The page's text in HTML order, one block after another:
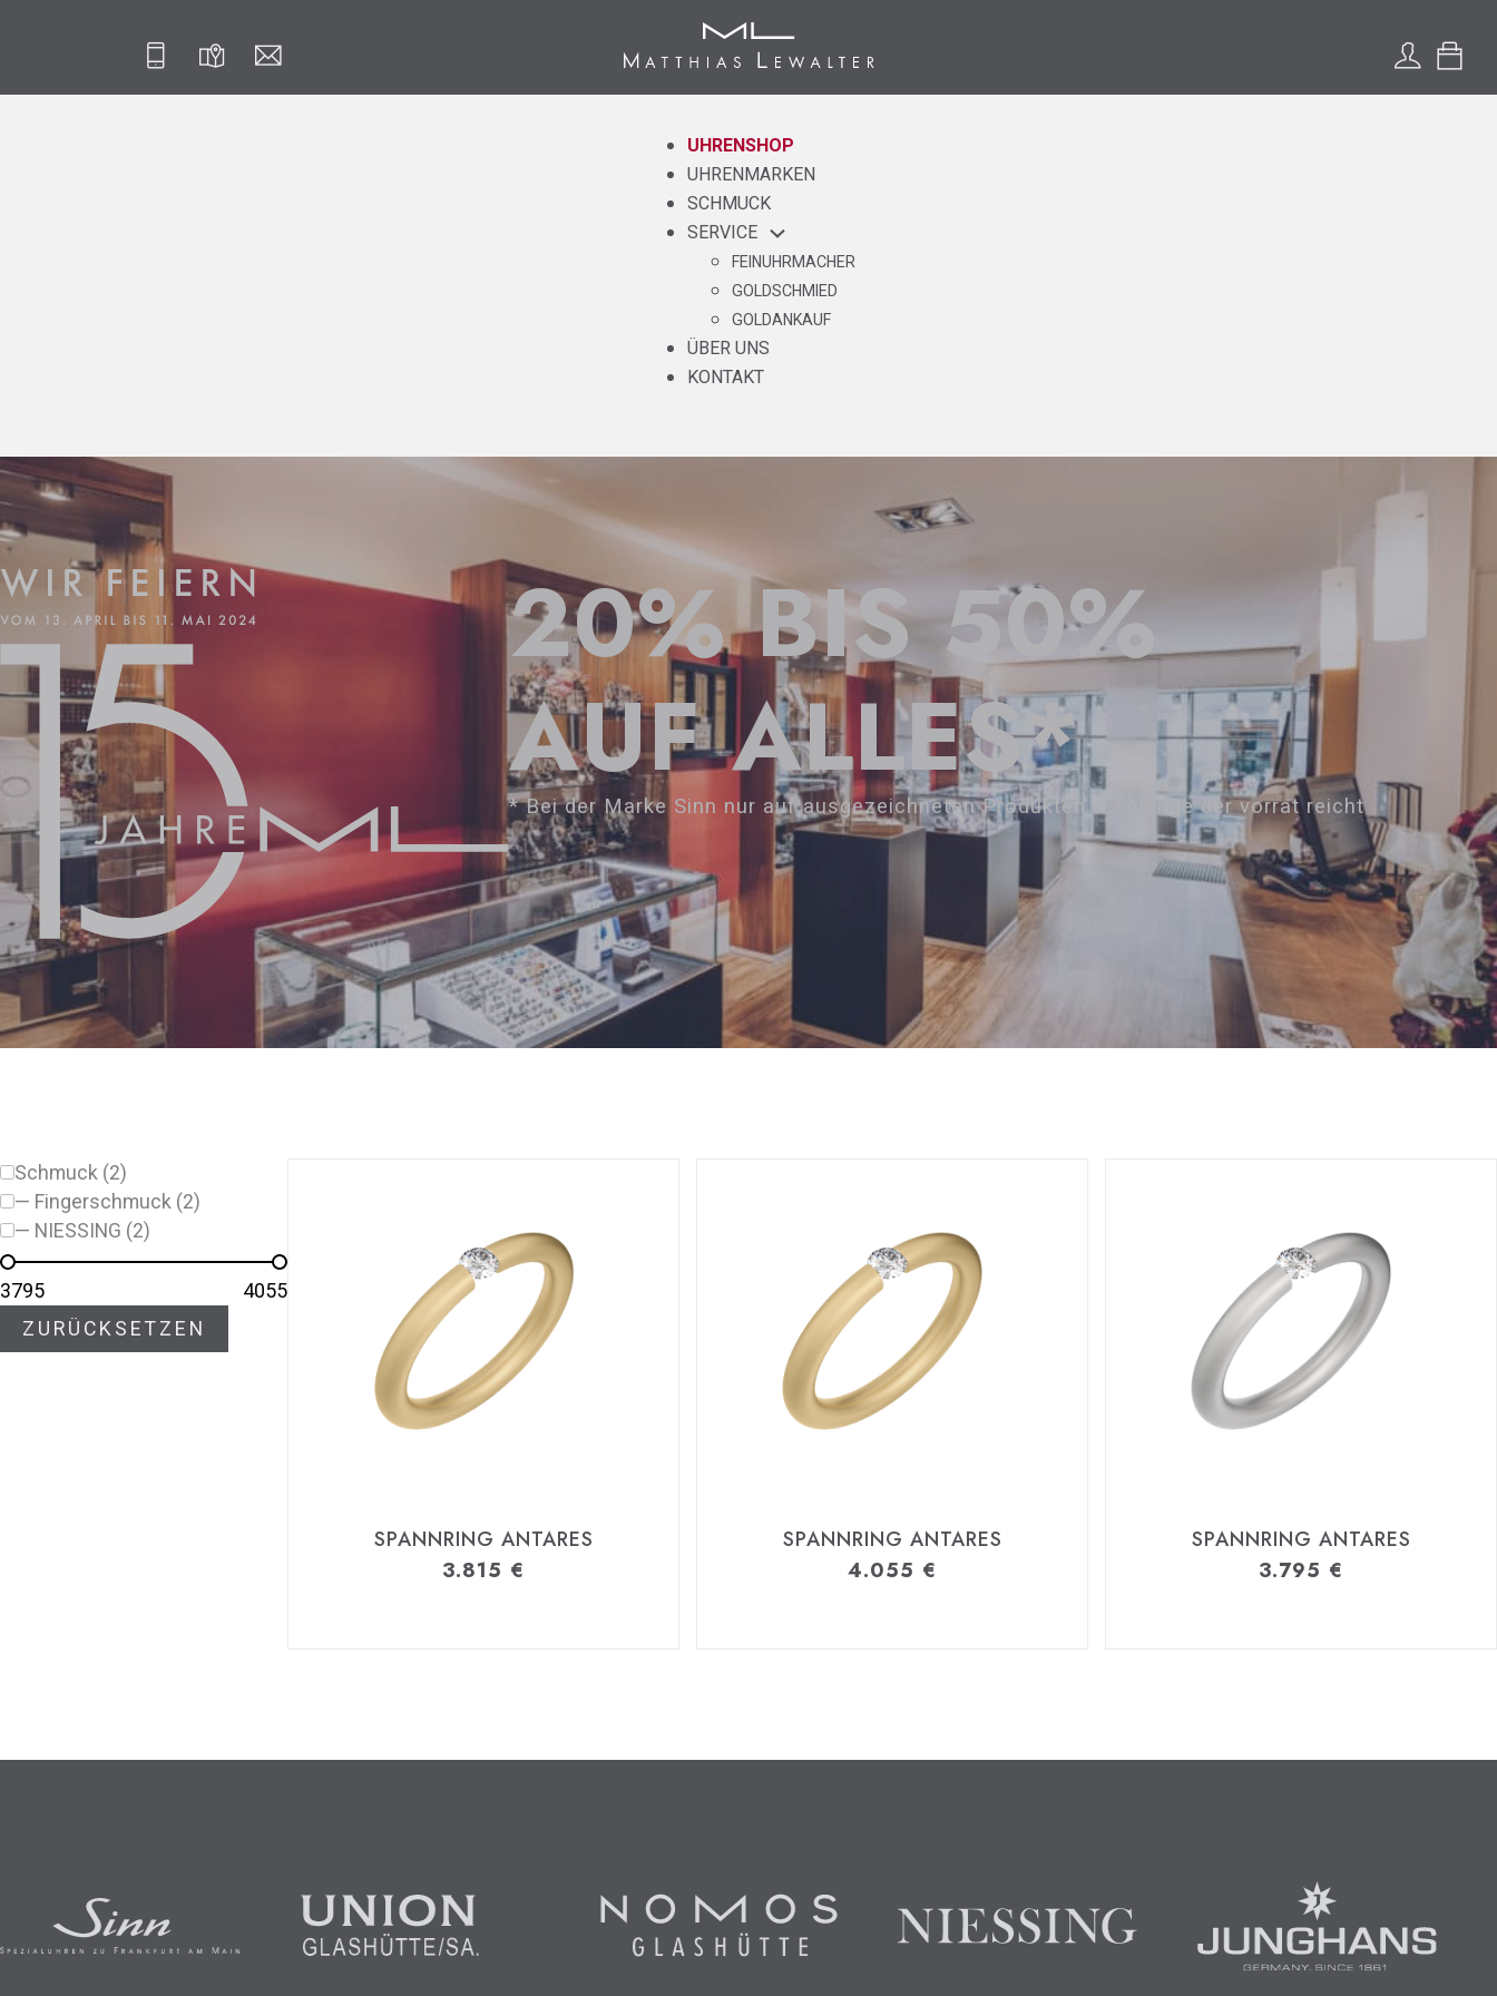
UHRENSHOP
UHRENMARKEN
SCHMUCK
SERVICE
FEINUHRMACHER
GOLDSCHMIED
GOLDANKAUF
ÜBER UNS
KONTAKT
20% BIS 50%
AUF ALLES*
* Bei der Marke Sinn nur auf ausgezeichneten Produkten & solange der vorrat reicht
Schmuck (2)
— Fingerschmuck (2)
— NIESSING (2)
3795
4055
ZURÜCKSETZEN
SPANNRING ANTARES
3.815 €
SPANNRING ANTARES
4.055 €
SPANNRING ANTARES
3.795 €